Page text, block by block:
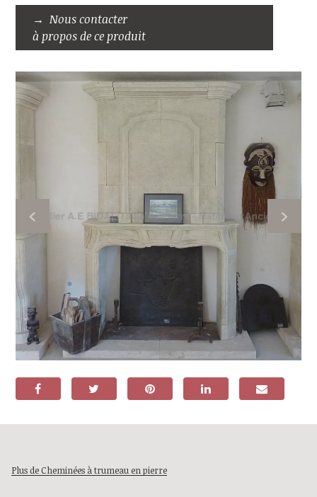
Nous contacter
à propos de ce produit
Plus de Cheminées à trumeau en pierre